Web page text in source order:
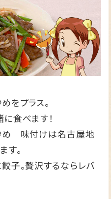
をプラス。
食べます！
め 味付けは名古屋地
す。
子。贅沢するならレバ